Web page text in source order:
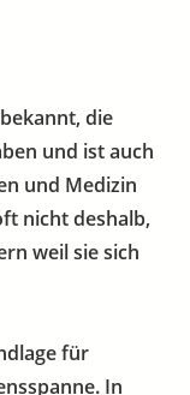
die
und ist auch
und Medizin
nicht deshalb,
weil sie sich
für
In